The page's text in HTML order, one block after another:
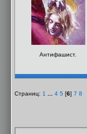
Антифашист.
Страниц: 1 4 5 [6] 7 8